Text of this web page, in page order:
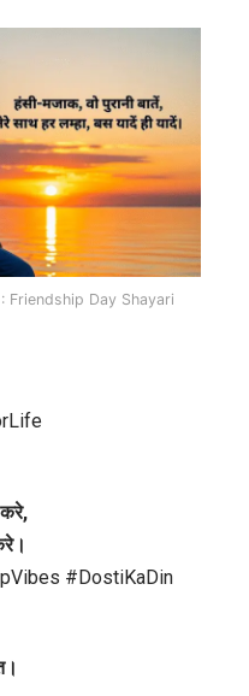
Friendship Day Shayari
करे,
#DostiKaDin